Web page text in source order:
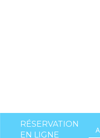
RÉSERVATION
EN LIGNE